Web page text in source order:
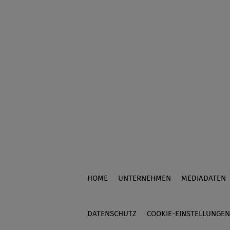
Footer
HOME UNTERNEHMEN MEDIADATEN
DATENSCHUTZ COOKIE-EINSTELLUNGEN